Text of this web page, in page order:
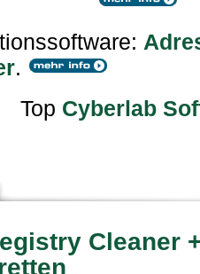
.
Top Cyberlab
Cleaner